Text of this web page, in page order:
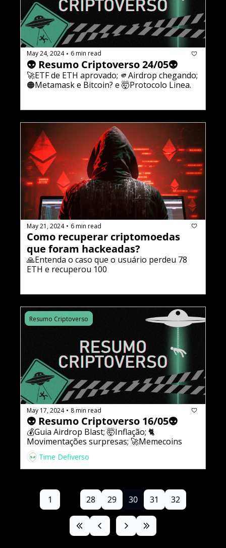
May 24, 2024 • 6 min read
👽 Resumo Criptoverso 24/05👽
🚀ETF de ETH aprovado; 🫵Airdrop chegando;
🟠Metamask e Bitcoin? e 🤯Protocolo Linea.
May 21, 2024 • 6 min read
Como recuperar criptomoedas
que foram hackeadas?
🙏Entenda o caso que o usuário perdeu 78
ETH e recuperou 100
Resumo Criptoverso
May 17, 2024 • 8 min read
👽 Resumo Criptoverso 16/05👽
💰Guia Airdrop Blast; 🤯Inflação; 🐈
Movimentações surpresas; 🚀Memecoins
Time Defiverso
1 28 29 30 31 32